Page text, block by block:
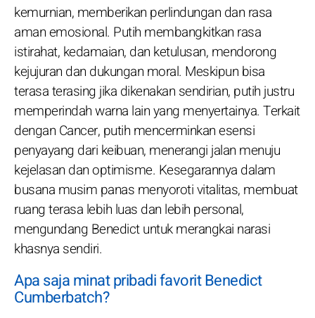
kemurnian, memberikan perlindungan dan rasa
aman emosional. Putih membangkitkan rasa
istirahat, kedamaian, dan ketulusan, mendorong
kejujuran dan dukungan moral. Meskipun bisa
terasa terasing jika dikenakan sendirian, putih justru
memperindah warna lain yang menyertainya. Terkait
dengan Cancer, putih mencerminkan esensi
penyayang dari keibuan, menerangi jalan menuju
kejelasan dan optimisme. Kesegarannya dalam
busana musim panas menyoroti vitalitas, membuat
ruang terasa lebih luas dan lebih personal,
mengundang Benedict untuk merangkai narasi
khasnya sendiri.
Apa saja minat pribadi favorit Benedict
Cumberbatch?